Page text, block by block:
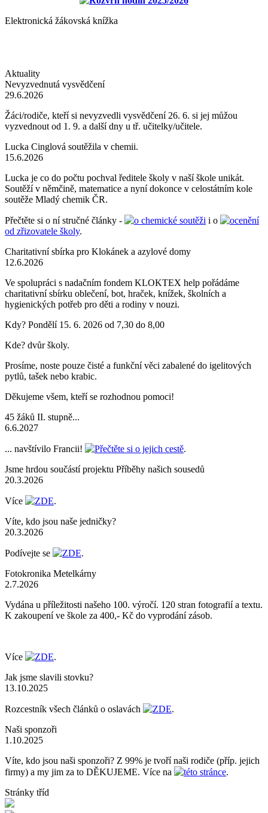
Elektronická žákovská knížka
Aktuality
Nevyzvednutá vysvědčení
29.6.2026
Žáci/rodiče, kteří si nevyzvedli vysvědčení 26. 6. si jej můžou
vyzvednout od 1. 9. a další dny u tř. učitelky/učitele.
Lucka Cinglová soutěžila v chemii.
15.6.2026
Lucka je co do počtu pochval ředitele školy v naší škole unikát.
Soutěží v němčině, matematice a nyní dokonce v celostátním kole
soutěže Mladý chemik ČR.
Přečtěte si o ní stručné články - o chemické soutěži i o
ocenění
od zřizovatele školy.
Charitativní sbírka pro Klokánek a azylové domy
12.6.2026
Ve spolupráci s nadačním fondem KLOKTEX help pořádáme
charitativní sbírku oblečení, bot, hraček, knížek, školních a
hygienických potřeb pro děti a rodiny v nouzi.
Kdy? Pondělí 15. 6. 2026 od 7,30 do 8,00
Kde? dvůr školy.
Prosíme, noste pouze čisté a funkční věci zabalené do igelitových
pytlů, tašek nebo krabic.
Děkujeme všem, kteří se rozhodnou pomoci!
45 žáků II. stupně...
6.6.2027
... navštívilo Francii! Přečtěte si o jejich cestě.
Jsme hrdou součástí projektu Příběhy našich sousedů
20.3.2026
Více ZDE.
Víte, kdo jsou naše jedničky?
20.3.2026
Podívejte se ZDE.
Fotokronika Metelkárny
2.7.2026
Vydána u příležitosti našeho 100. výročí. 120 stran fotografií a textu.
K zakoupení ve škole za 400,- Kč do vyprodání zásob.
Více ZDE.
Jak jsme slavili stovku?
13.10.2025
Rozcestník všech článků o oslavách ZDE.
Naši sponzoři
1.10.2025
Víte, kdo jsou naši sponzoři? Z 99% je tvoří naši rodiče (příp. jejich
firmy) a my jim za to DĚKUJEME. Více na
této stránce.
Stránky tříd